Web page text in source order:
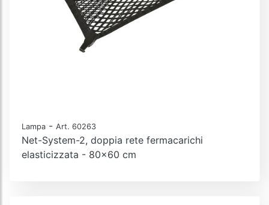
Lampa - Art. 60263
Net-System-2, doppia rete fermacarichi
elasticizzata - 80x60 cm